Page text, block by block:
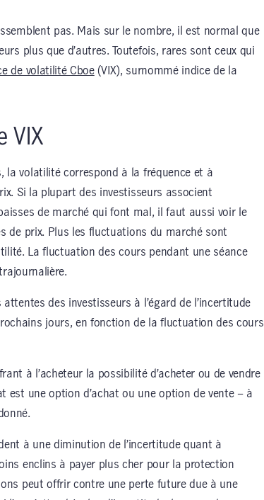
pas. Mais sur le nombre, il est normal que
plus que d’autres. Toutefois, rares sont ceux qui
de volatilité Cboe(VIX), surnommé indice de la
VIX
la volatilité correspond à la fréquence et à
Si la plupart des investisseurs associent
de marché qui font mal, il faut aussi voir le
de prix. Plus les fluctuations du marché sont
La fluctuation des cours pendant une séance
attentes des investisseurs à l’égard de l’incertitude
jours, en fonction de la fluctuation des cours
à l’acheteur la possibilité d’acheter ou de vendre
est une option d’achat ou une option de vente – à
à une diminution de l’incertitude quant à
enclins à payer plus cher pour la protection
peut offrir contre une perte future due à une